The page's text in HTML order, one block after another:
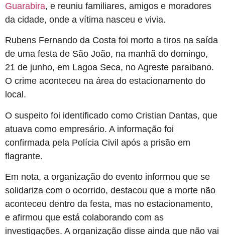
Guarabira, e reuniu familiares, amigos e moradores
da cidade, onde a vítima nasceu e vivia.
Rubens Fernando da Costa foi morto a tiros na saída
de uma festa de São João, na manhã do domingo,
21 de junho, em Lagoa Seca, no Agreste paraibano.
O crime aconteceu na área do estacionamento do
local.
O suspeito foi identificado como Cristian Dantas, que
atuava como empresário. A informação foi
confirmada pela Polícia Civil após a prisão em
flagrante.
Em nota, a organização do evento informou que se
solidariza com o ocorrido, destacou que a morte não
aconteceu dentro da festa, mas no estacionamento,
e afirmou que está colaborando com as
investigações. A organização disse ainda que não vai